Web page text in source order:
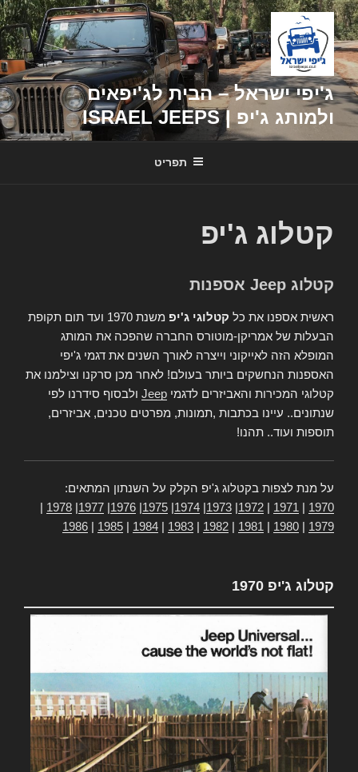
דילוג
לתוכן
ג'יפי ישראל – הבית לג'יפאים
ולמותג ג'יפ | ISRAEL JEEPS
תפריט
קטלוג ג'יפ
קטלוג Jeep אספנות
ראשית אספנו את כל קטלוגי ג'יפ
משנת 1970 ועד תום תקופת
הבעלות של אמריקן-מוטורס החברה שהפכה את המותג
המופלא הזה לאייקוני וייצרה לאורך השנים את דגמי ג'יפי
האספנות הנחשקים ביותר בעולם! לאחר מכן סרקנו וצילמנו את
קטלוגי המכירות והאביזרים לדגמי Jeep ולבסוף סידרנו לפי
שנתונים.. עיינו בכתבות ,תמונות, מפרטים טכנים, אביזרים,
תוספות ועוד.. תהנו!
על מנת לצפות בקטלוג ג'יפ הקלק על השנתון המתאים:
1970
1971
1972
1973
1974
1975
1976
1977
1978
1979
1980
1981
1982
1983
1984
1985
1986
קטלוג ג'יפ 1970